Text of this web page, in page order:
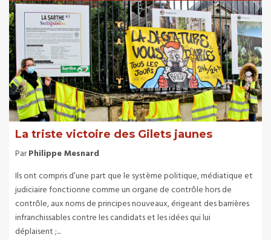
La triste victoire des Gilets jaunes
ParPhilippe Mesnard
Ils ont compris d’une part que le système politique, médiatique et
judiciaire fonctionne comme un organe de contrôle hors de
contrôle, aux noms de principes nouveaux, érigeant des barrières
infranchissables contre les candidats et les idées qui lui
déplaisent ;...